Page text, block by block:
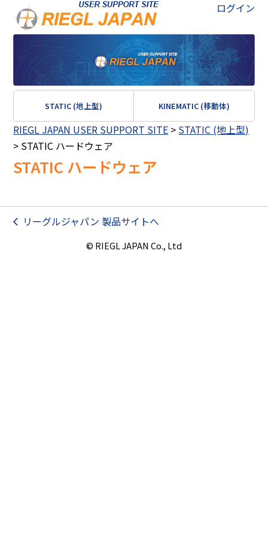
ログイン
STATIC (地上型) KINEMATIC (移動体)
RIEGL JAPAN USER SUPPORT SITE > STATIC (地上型)
> STATIC ハードウェア
STATIC ハードウェア
リーグルジャパン 製品サイトへ
© RIEGL JAPAN Co., Ltd